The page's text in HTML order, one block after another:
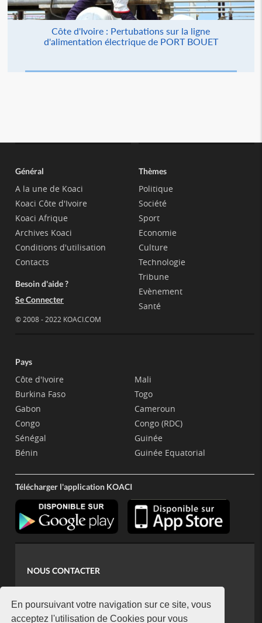
En poursuivant votre navigation sur ce site, vous
acceptez l'utilisation de Cookies pour vous
Côte d'Ivoire : Pertubations sur la ligne
d'alimentation électrique de PORT BOUET
Général
A la une de Koaci
Koaci Côte d'Ivoire
Koaci Afrique
Archives Koaci
Conditions d'utilisation
Contacts
Besoin d'aide ?
Se Connecter
© 2008 - 2022 KOACI.COM
Thèmes
Politique
Société
Sport
Economie
Culture
Technologie
Tribune
Evènement
Santé
Pays
Côte d'Ivoire
Burkina Faso
Gabon
Congo
Sénégal
Bénin
Mali
Togo
Cameroun
Congo (RDC)
Guinée
Guinée Equatorial
Télécharger l'application KOACI
NOUS CONTACTER
koaci@yahoo.fr